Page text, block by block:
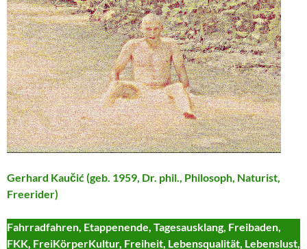
Gerhard Kaučić (geb. 1959, Dr. phil., Philosoph, Naturist,
Freerider)
Fahrradfahren, Etappenende, Tagesausklang, Freibaden,
FKK, FreiKörperKultur, Freiheit, Lebensqualität, Lebenslust,